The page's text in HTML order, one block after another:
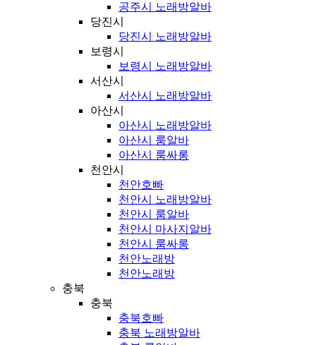
공주시 노래방알바
당진시
당진시 노래방알바
보령시
보령시 노래방알바
서산시
서산시 노래방알바
아산시
아산시 노래방알바
아산시 룸알바
아산시 룸싸롱
천안시
천안호빠
천안시 노래방알바
천안시 룸알바
천안시 마사지알바
천안시 룸싸롱
천안노래방
천안노래방
충북
충북
충북호빠
충북 노래방알바